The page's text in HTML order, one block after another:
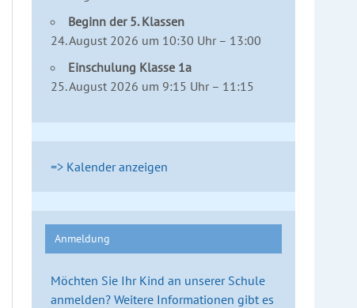
Beginn der 5. Klassen
24. August 2026 um 10:30 Uhr – 13:00
Einschulung Klasse 1a
25. August 2026 um 9:15 Uhr – 11:15
=> Kalender anzeigen
Anmeldung
Möchten Sie Ihr Kind an unserer Schule
anmelden? Weitere Informationen gibt es